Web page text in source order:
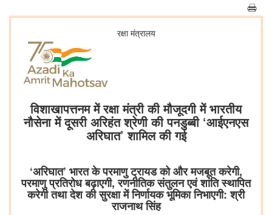
रक्षा मंत्रालय
विशाखापत्तनम में रक्षा मंत्री की मौजूदगी में भारतीय
नौसेना में दूसरी अरिहंत श्रेणी की पनडुब्बी ‘आईएनएस
अरिघात’ शामिल की गई
‘अरिघात’ भारत के परमाणु ट्रायड को और मजबूत करेगी,
परमाणु प्रतिरोध बढ़ाएगी, रणनीतिक संतुलन एवं शांति स्थापित
करेगी तथा देश की सुरक्षा में निर्णायक भूमिका निभाएगी: श्री
राजनाथ सिंह